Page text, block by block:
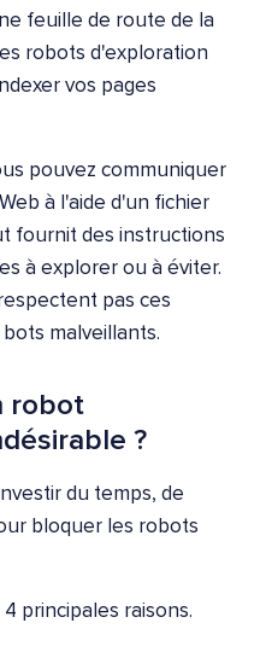
feuille de route de la
robots d'exploration
vos pages
pouvez communiquer
à l'aide d'un fichier
fournit des instructions
à explorer ou à éviter.
pas ces
malveillants.
robot
?
du temps, de
bloquer les robots
principales raisons.